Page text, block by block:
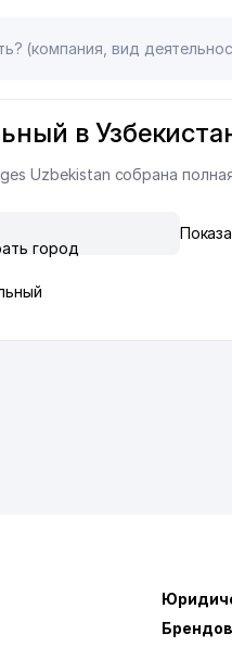
в
Uzbekistan собрана
город